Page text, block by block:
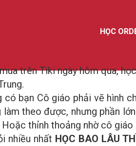
HỌC
trên Tiki ngày hôm qua,
có bạn Cô giáo phải vẽ hình
theo được, nhưng phần
thỉnh thoảng nhờ cô giáo
nhiều nhất HỌC BAO LÂU